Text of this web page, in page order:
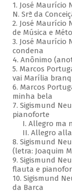
1. José Maurício
N. Srª da
2. José Maurício
de Música e
3. José Maurício
condena
4. Anônimo
5. Marcos
vai Marília
6. Marcos
minha bela
7. Sigismund
pianoforte
I. Allegro ma
II. Allegro
8. Sigismund
(letra: Joaquim
9. Sigismund
flauta e
10. Sigismund
da Barca